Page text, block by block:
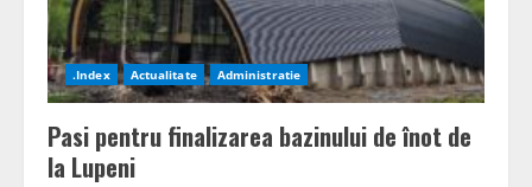
.Index Actualitate Administratie
Pasi pentru finalizarea bazinului de înot de
la Lupeni